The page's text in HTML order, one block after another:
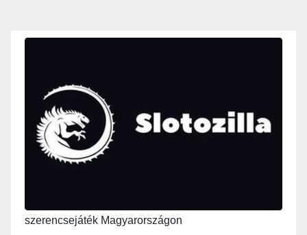
szerencsejáték Magyarországon